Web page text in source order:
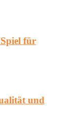
für
und